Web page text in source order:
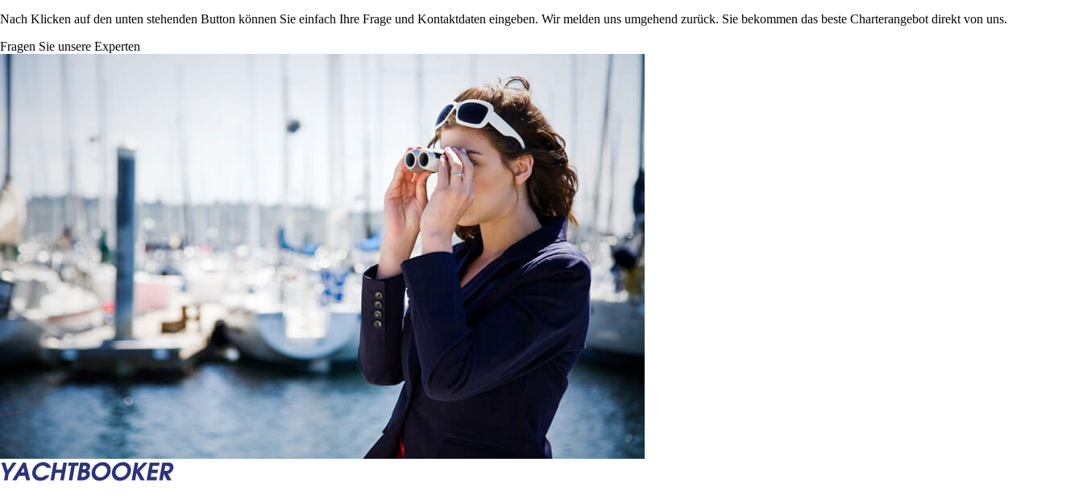
Nach Klicken auf den unten stehenden Button können Sie einfach Ihre Frage und Kontaktdaten eingeben. Wir melden uns umgehend zurück. Sie bekommen das beste Charterangebot direkt von uns.
Fragen Sie unsere Experten